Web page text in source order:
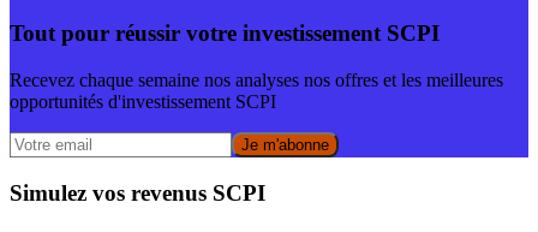
Tout pour réussir votre investissement SCPI
Recevez chaque semaine nos analyses nos offres et les meilleures
opportunités d'investissement SCPI
Je m'abonne
Simulez vos revenus SCPI